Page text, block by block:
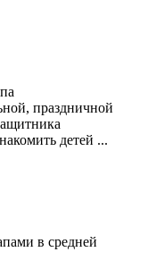
праздничной
детей ...
в средней